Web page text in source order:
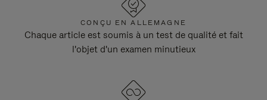
CONÇU EN ALLEMAGNE
Chaque article est soumis à un test de qualité et fait
l'objet d'un examen minutieux